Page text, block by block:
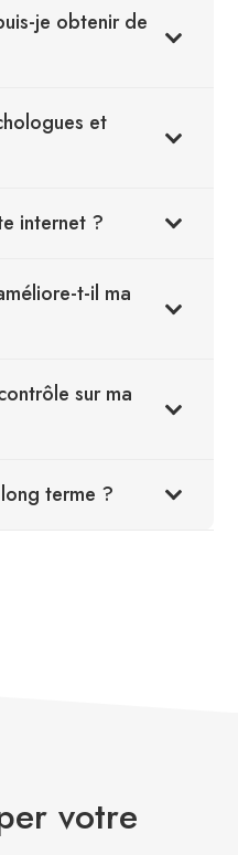
je obtenir de
et
internet ?
t-il ma
sur ma
terme ?
votre